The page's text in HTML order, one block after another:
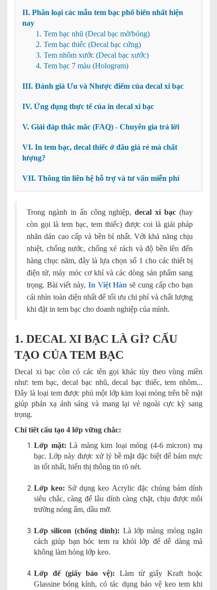
II. Phân loại các mẫu tem bạc phổ biến nhất hiện
nay
1. Tem bạc nhũ (Decal bạc mờ/bóng)
2. Tem bạc thiếc (Decal bạc cứng)
3. Tem nhôm xước (Decal bạc xước)
4. Tem bạc 7 màu (Hologram)
III. Đánh giá Ưu và Nhược điểm của decal xi bạc
IV. Ứng dụng thực tế của in decal xi bạc
V. Giải đáp thắc mắc (FAQ) - Chuyên gia trả lời
VI. In tem bạc, decal thiếc ở đâu giá rẻ mà chất
lượng?
VII. Thông tin liên hệ hỗ trợ và tư vấn miễn phí
Trong ngành in ấn công nghiệp,decal xi bạc (hay
còn gọi là tem bạc, tem thiếc) được coi là giải pháp
nhãn dán cao cấp và bền bỉ nhất. Với khả năng chịu
nhiệt, chống nước, chống xé rách và độ bền lên đến
hàng chục năm, đây là lựa chọn số 1 cho các thiết bị
điện tử, máy móc cơ khí và các dòng sản phẩm sang
trọng. Bài viết này, In Việt Hàn sẽ cung cấp cho bạn
cái nhìn toàn diện nhất để tối ưu chi phí và chất lượng
khi đặt in tem bạc cho doanh nghiệp của mình.
1. DECAL XI BẠC LÀ GÌ? CẤU
TẠO CỦA TEM BẠC
Decal xi bạc còn có các tên gọi khác tùy theo vùng miền
như: tem bạc, decal bạc nhũ, decal bạc thiếc, tem nhôm...
Đây là loại tem được phủ một lớp kim loại mỏng trên bề mặt
giúp phản xạ ánh sáng và mang lại vẻ ngoài cực kỳ sang
trọng.
Chi tiết cấu tạo 4 lớp vững chắc:
Lớp mặt: Là màng kim loại mỏng (4-6 micron) mạ
bạc. Lớp này được xử lý bề mặt đặc biệt để bám mực
in tốt nhất, hiển thị thông tin rõ nét.
Lớp keo: Sử dụng keo Acrylic đặc chủng bám dính
siêu chắc, càng để lâu dính càng chặt, chịu được môi
trường nóng ẩm, dầu mỡ.
Lớp silicon (chống dính): Là lớp màng mỏng ngăn
cách giúp bạn bóc tem ra khỏi lớp đế dễ dàng mà
không làm hỏng lớp keo.
Lớp đế (giấy bảo vệ): Làm từ giấy Kraft hoặc
Glassine bóng kính, có tác dụng bảo vệ keo tem khi